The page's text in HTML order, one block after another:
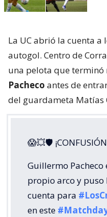
La UC abrió la cuenta
autogol. Centro de
una pelota que terminó
Pacheco antes de
del guardameta Matías
😱💥🛡
Guillermo Pacheco
propio arco y
cuenta para
en este